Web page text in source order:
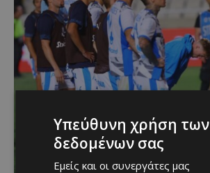
Υπεύθυνη χρήση των
δεδομένων σας
Εμείς και οι συνεργάτες μας